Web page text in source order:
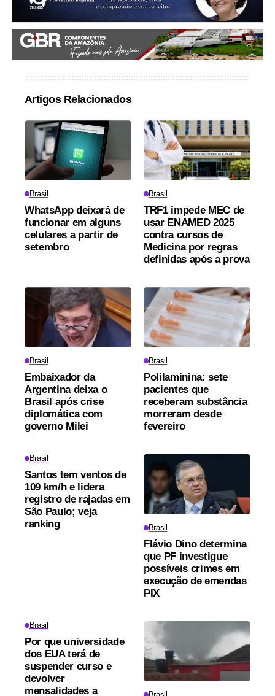
Artigos Relacionados
Brasil
WhatsApp deixará de
funcionar em alguns
celulares a partir de
setembro
Brasil
TRF1 impede MEC de
usar ENAMED 2025
contra cursos de
Medicina por regras
definidas após a prova
Brasil
Embaixador da
Argentina deixa o
Brasil após crise
diplomática com
governo Milei
Brasil
Polilaminina: sete
pacientes que
receberam substância
morreram desde
fevereiro
Brasil
Santos tem ventos de
109 km/h e lidera
registro de rajadas em
São Paulo; veja
ranking
Brasil
Flávio Dino determina
que PF investigue
possíveis crimes em
execução de emendas
PIX
Brasil
Por que universidade
dos EUA terá de
suspender curso e
devolver
mensalidades a